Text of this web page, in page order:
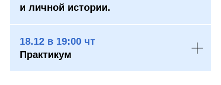
и личной истории.
18.12 в 19:00 чт
Практикум